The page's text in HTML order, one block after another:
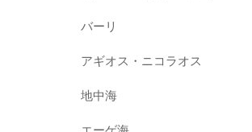
バーリ
アギオス・ニコラオス
地中海